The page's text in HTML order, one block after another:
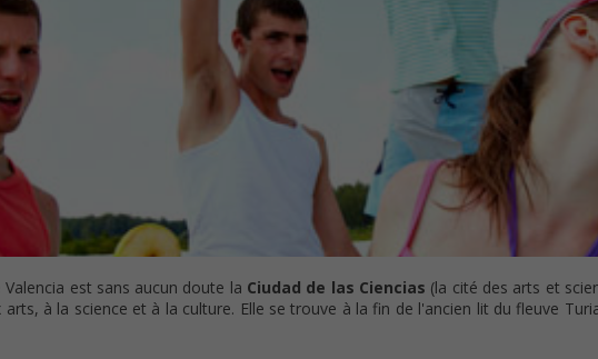
est sans aucun doute la Ciudad de las Ciencias (la cité des arts et
à la science et à la culture. Elle se trouve à la fin de l'ancien lit du fleuve